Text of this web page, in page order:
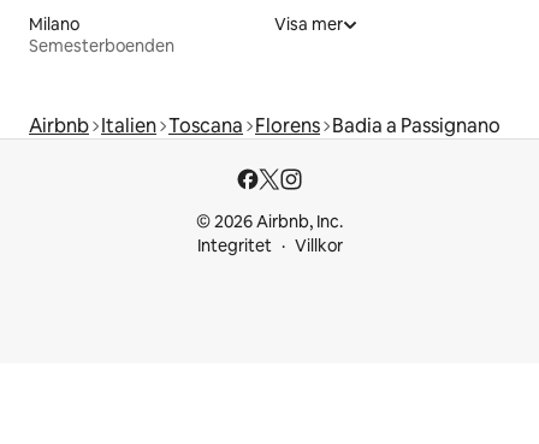
Milano
Semesterboenden
Visa mer
Airbnb Italien Toscana Florens Badia a Passignano
© 2026 Airbnb, Inc.
Integritet
Villkor